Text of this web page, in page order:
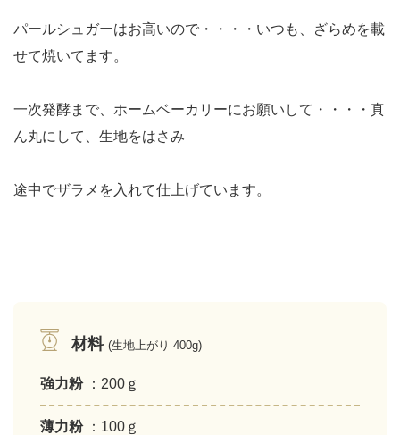
パールシュガーはお高いので・・・・いつも、ざらめを載
せて焼いてます。
一次発酵まで、ホームベーカリーにお願いして・・・・真
ん丸にして、生地をはさみ
途中でザラメを入れて仕上げています。
材料 (生地上がり 400g)
強力粉 ：200ｇ
薄力粉 ：100ｇ